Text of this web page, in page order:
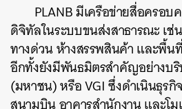
PLANB มีเครือข่ายสื่อครอ
ดิจิทัลในระบบขนส่งสาธารณะ เช่
ทางด่วน ห้างสรรพสินค้า และพื้น
อีกทั้งยังมีพันธมิตรสำคัญอย่างบ
(มหาชน) หรือ VGI ซึ่งดำเนินธุร